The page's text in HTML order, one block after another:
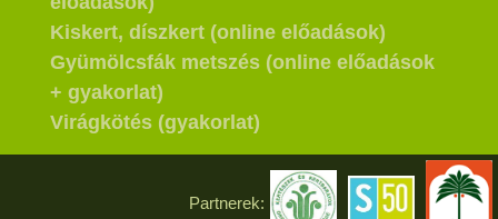
Kiskert, díszkert (online előadások)
Gyümölcsfák metszés (online előadások
+ gyakorlat)
Virágkötés (gyakorlat)
Partnerek: